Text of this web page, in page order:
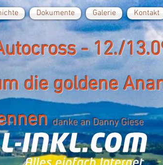
Dokumente Galerie Kontakt
- 12./
die goldene
danke an Danny Giese